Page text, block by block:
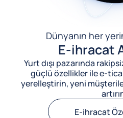
Dünyanın her
E-ihracat
Yurt dışı pazarında
güçlü özellikler ile e-
yerelleştirin, yeni
E-ihracat